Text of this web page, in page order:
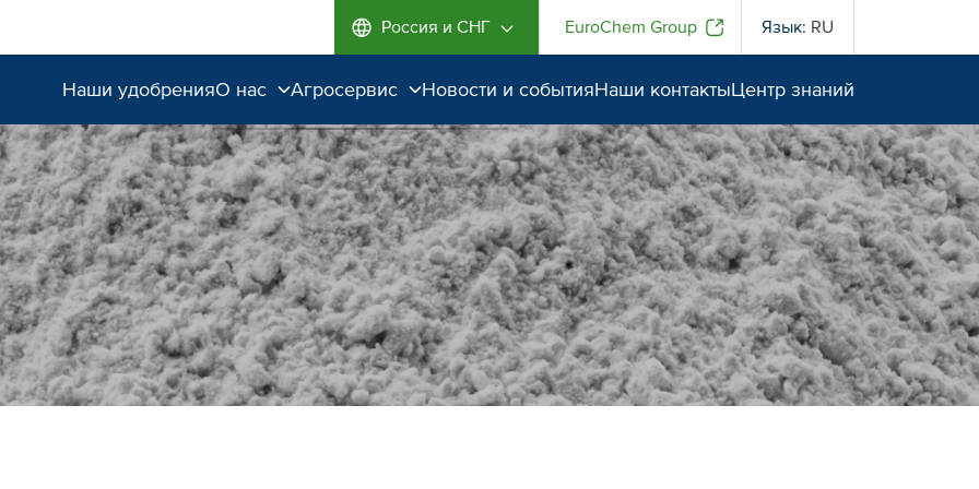
Россия и СНГ EuroChem Group Язык: RU
Наши удобренияО нас
Поддержка и
сопровождение
Качество от лидера
рынка
Экологичность
Агросервис
Агроэкспертиза
Полевые опыты
Новости и событияНаши контактыЦентр знаний